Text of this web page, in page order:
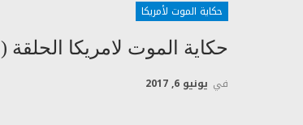
حكاية الموت لأمريكا
حكاية الموت لامريكا الحلقة ( 6 )
في يونيو 6, 2017